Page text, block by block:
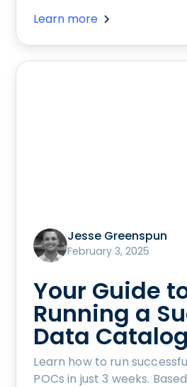
Learn more
Jesse Greenspun
February 3, 2025
Your Guide
Running a
Data
Learn how to run
POCs in just 3 weeks.